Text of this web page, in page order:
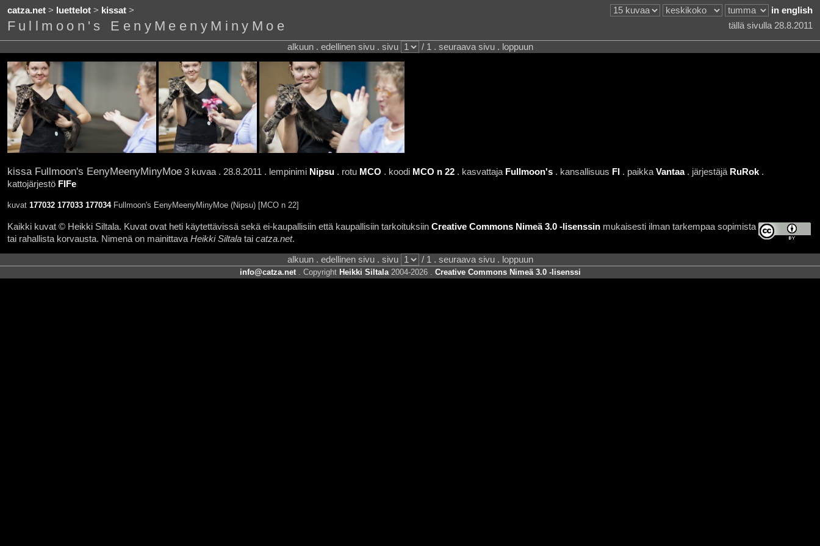
catza.net> luettelot> kissat> in english
Fullmoon's EenyMeenyMinyMoe tällä sivulla 28.8.2011
alkuun . edellinen sivu . sivu / 1 . seuraava sivu . loppuun
kissa Fullmoon's EenyMeenyMinyMoe3 kuvaa . 28.8.2011 . lempinimi Nipsu. rotu MCO . koodi MCO n 22. kasvattaja Fullmoon's. kansallisuus FI. paikka Vantaa. järjestäjä RuRok.
kattojärjestö FIFe
kuvat 177032 177033 177034Fullmoon's EenyMeenyMinyMoe (Nipsu) [MCO n 22]
Kaikki kuvat © Heikki Siltala. Kuvat ovat heti käytettävissä sekä ei-kaupallisiin että kaupallisiin tarkoituksiin Creative Commons Nimeä 3.0 -lisenssinmukaisesti ilman tarkempaa sopimista
tai rahallista korvausta. Nimenä on mainittava Heikki Siltalatai catza.net.
alkuun . edellinen sivu . sivu / 1 . seuraava sivu . loppuun
info@catza.net. Copyright Heikki Siltala2004-2026 . Creative Commons Nimeä 3.0 -lisenssi